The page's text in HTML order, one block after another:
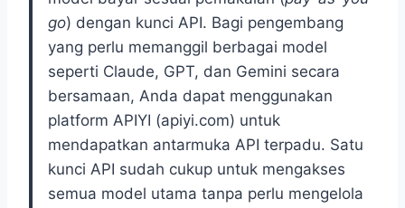
go) dengan kunci API. Bagi pengembang
yang perlu memanggil berbagai model
seperti Claude, GPT, dan Gemini secara
bersamaan, Anda dapat menggunakan
platform APIYI (apiyi.com) untuk
mendapatkan antarmuka API terpadu. Satu
kunci API sudah cukup untuk mengakses
semua model utama tanpa perlu mengelola